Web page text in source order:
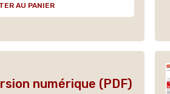
AU PANIER
numérique (PDF)